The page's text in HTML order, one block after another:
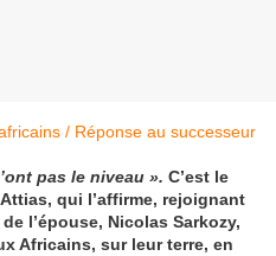
pas le niveau ». C’est le
qui l’affirme, rejoignant
l’épouse, Nicolas Sarkozy,
Africains, sur leur terre, en